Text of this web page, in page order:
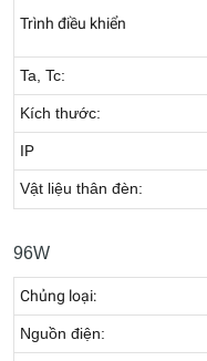
Trình điều khiển
Ta, Tc:
Kích thước:
IP
Vật liệu thân đèn:
96W
Chủng loại:
Nguồn điện: